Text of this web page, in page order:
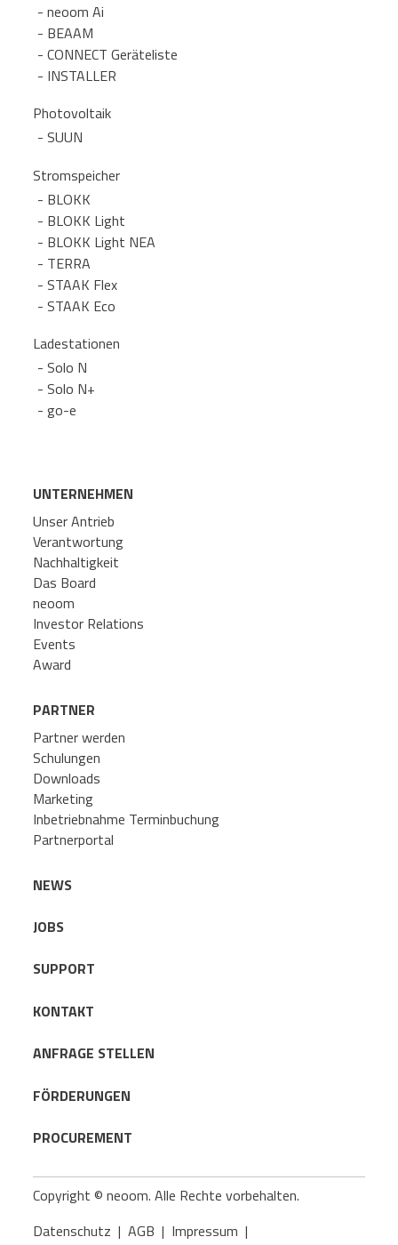
neoom Ai
BEAAM
CONNECT Geräteliste
INSTALLER
Photovoltaik
SUUN
Stromspeicher
BLOKK
BLOKK Light
BLOKK Light NEA
TERRA
STAAK Flex
STAAK Eco
Ladestationen
Solo N
Solo N+
go-e
UNTERNEHMEN
Unser Antrieb
Verantwortung
Nachhaltigkeit
Das Board
neoom
Investor Relations
Events
Award
PARTNER
Partner werden
Schulungen
Downloads
Marketing
Inbetriebnahme Terminbuchung
Partnerportal
NEWS
JOBS
SUPPORT
KONTAKT
ANFRAGE STELLEN
FÖRDERUNGEN
PROCUREMENT
Copyright © neoom. Alle Rechte vorbehalten.
Datenschutz | AGB | Impressum |